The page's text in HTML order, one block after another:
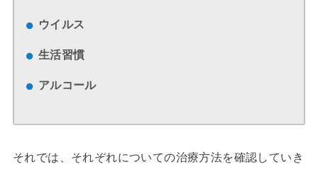
ウイルス
生活習慣
アルコール
それでは、それぞれについての治療方法を確認していき